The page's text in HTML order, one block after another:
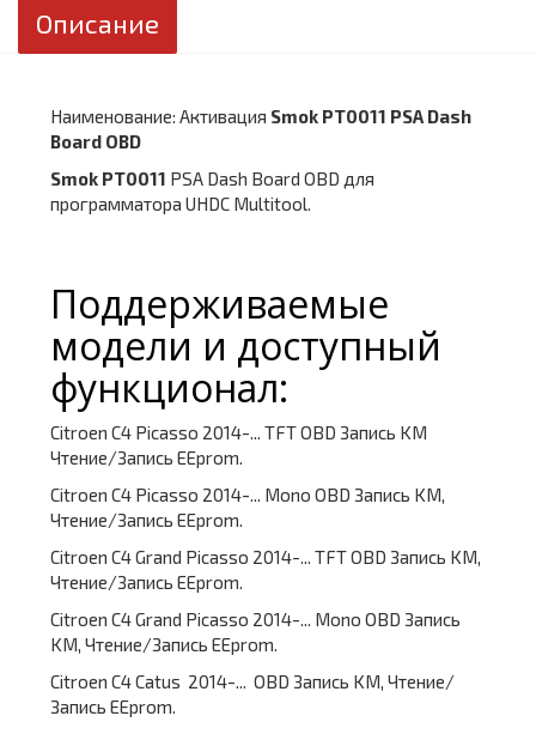
Описание
Наименование: Активация Smok PT0011 PSA Dash
Board OBD
Smok PT0011 PSA Dash Board OBD для
программатора UHDC Multitool.
Поддерживаемые
модели и доступный
функционал:
Citroen C4 Picasso 2014-... TFT OBD Запись KM
Чтение/Запись EEprom.
Citroen C4 Picasso 2014-... Mono OBD Запись KM,
Чтение/Запись EEprom.
Citroen C4 Grand Picasso 2014-... TFT OBD Запись KM,
Чтение/Запись EEprom.
Citroen C4 Grand Picasso 2014-... Mono OBD Запись
KM, Чтение/Запись EEprom.
Citroen C4 Catus 2014-... OBD Запись KM, Чтение/
Запись EEprom.